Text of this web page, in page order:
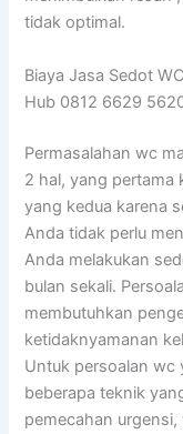
tidak optimal.
Biaya Jasa Sedot
Hub 0812 6629
Permasalahan wc
2 hal, yang pertama
yang kedua karena
Anda tidak perlu
Anda melakukan
bulan sekali.
membutuhkan
ketidaknyamanan
Untuk persoalan wc
beberapa teknik
pemecahan urgensi,